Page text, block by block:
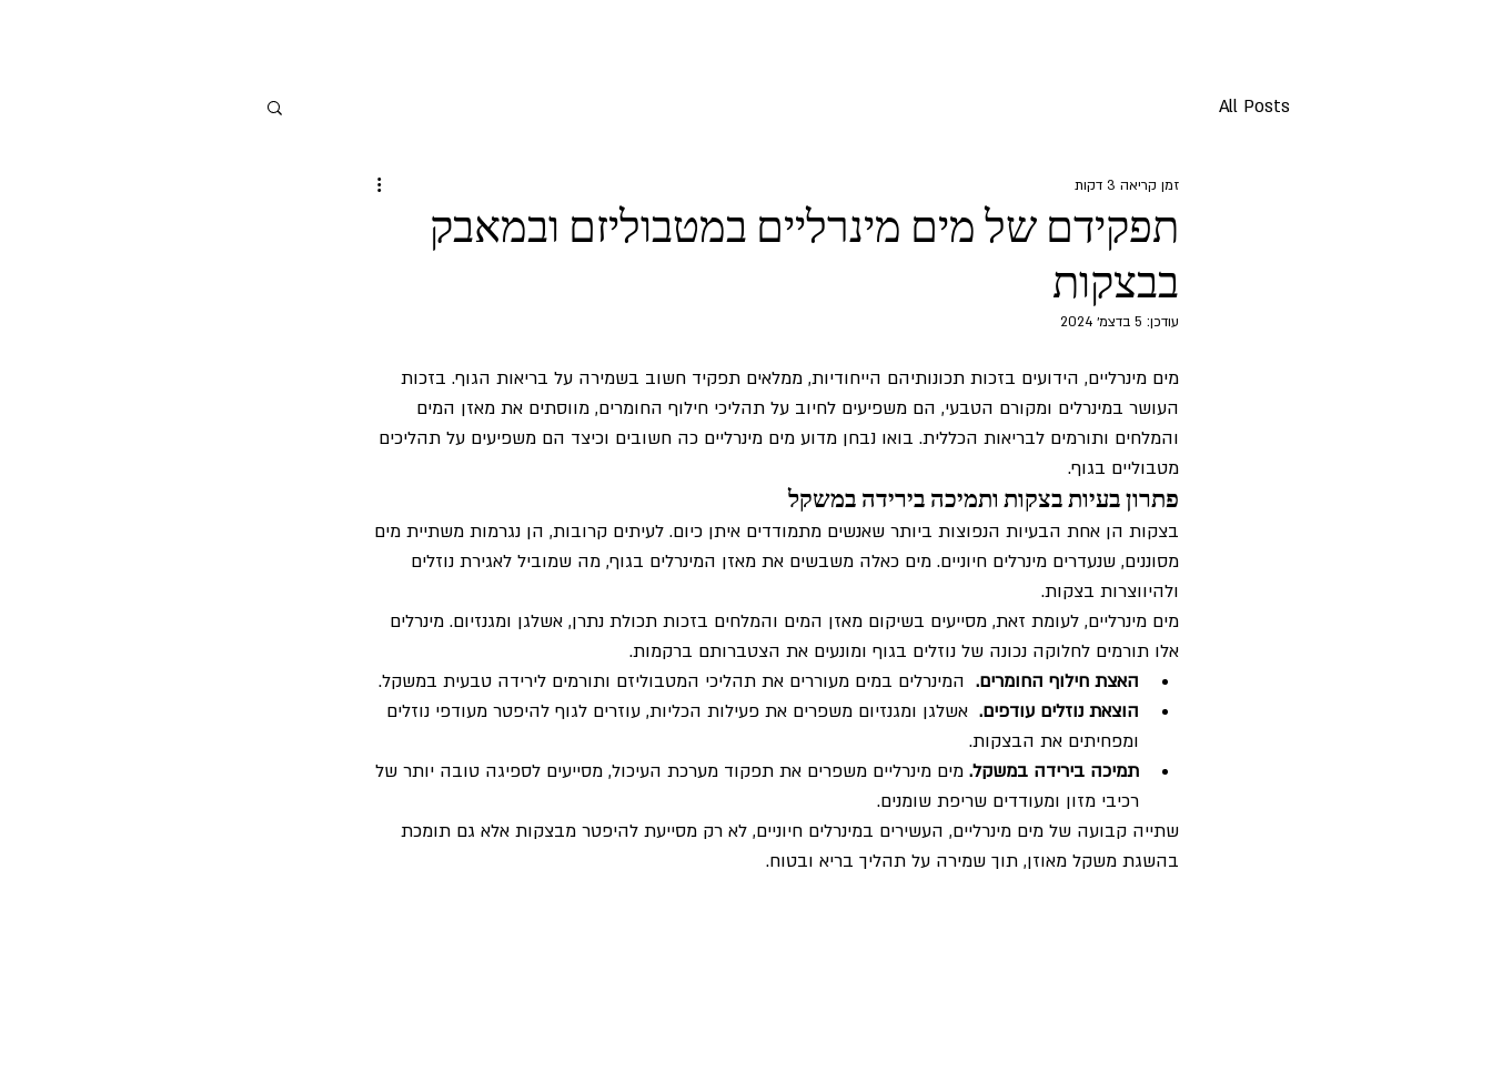
All Posts
תפקידם של מים מינרליים במטבוליזם ובמאבק
בבצקות
זמן קריאה 3 דקות
עודכן: 5 בדצמ׳ 2024
מים מינרליים, הידועים בזכות תכונותיהם הייחודיות, ממלאים תפקיד חשוב בשמירה על בריאות הגוף. בזכות
העושר במינרלים ומקורם הטבעי, הם משפיעים לחיוב על תהליכי חילוף החומרים, מווסתים את מאזן המים
והמלחים ותורמים לבריאות הכללית. בואו נבחן מדוע מים מינרליים כה חשובים וכיצד הם משפיעים על תהליכים
מטבוליים בגוף.
פתרון בעיות בצקות ותמיכה בירידה במשקל
בצקות הן אחת הבעיות הנפוצות ביותר שאנשים מתמודדים איתן כיום. לעיתים קרובות, הן נגרמות משתיית מים
מסוננים, שנעדרים מינרלים חיוניים. מים כאלה משבשים את מאזן המינרלים בגוף, מה שמוביל לאגירת נוזלים
ולהיווצרות בצקות.
מים מינרליים, לעומת זאת, מסייעים בשיקום מאזן המים והמלחים בזכות תכולת נתרן, אשלגן ומגנזיום. מינרלים
אלו תורמים לחלוקה נכונה של נוזלים בגוף ומונעים את הצטברותם ברקמות.
האצת חילוף החומרים.
  המינרלים במים מעוררים את תהליכי המטבוליזם ותורמים לירידה טבעית במשקל.
הוצאת נוזלים עודפים.
  אשלגן ומגנזיום משפרים את פעילות הכליות, עוזרים לגוף להיפטר מעודפי נוזלים
ומפחיתים את הבצקות.
תמיכה בירידה במשקל. מים מינרליים משפרים את תפקוד מערכת העיכול, מסייעים לספיגה טובה יותר של
רכיבי מזון ומעודדים שריפת שומנים.
שתייה קבועה של מים מינרליים, העשירים במינרלים חיוניים, לא רק מסייעת להיפטר מבצקות אלא גם תומכת
בהשגת משקל מאוזן, תוך שמירה על תהליך בריא ובטוח.